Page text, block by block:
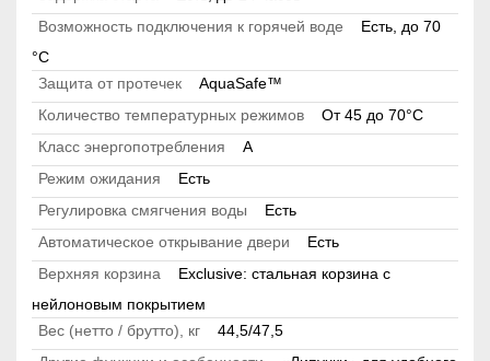
Возможность подключения к горячей воде
Есть, до 70
°C
Защита от протечек
AquaSafe™
Количество температурных режимов
От 45 до 70°C
Класс энергопотребления
A
Режим ожидания
Есть
Регулировка смягчения воды
Есть
Автоматическое открывание двери
Есть
Верхняя корзина
Exclusive: стальная корзина с
нейлоновым покрытием
Вес (нетто / брутто), кг
44,5/47,5